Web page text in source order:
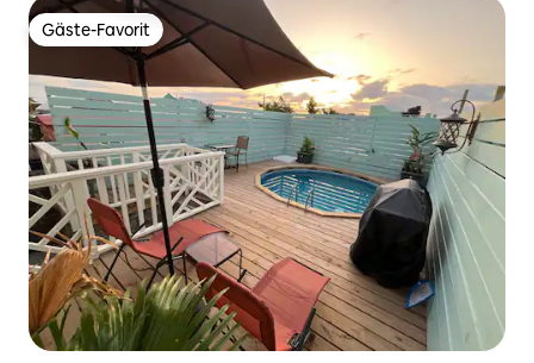
Gäste-Favorit
Gäste-Favorit